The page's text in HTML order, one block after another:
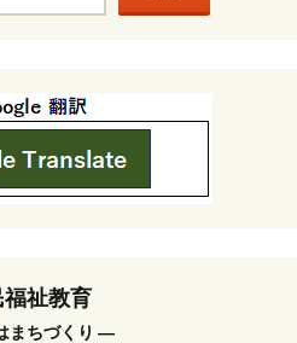
祉教育
まちづくり ―